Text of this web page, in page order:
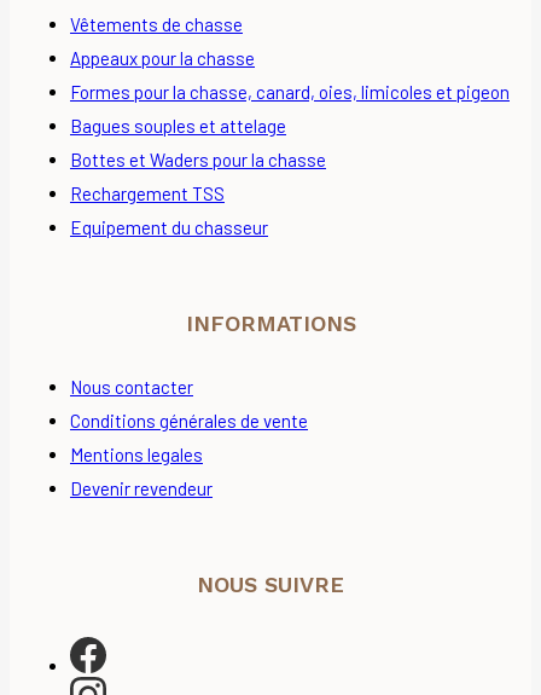
Vêtements de chasse
Appeaux pour la chasse
Formes pour la chasse, canard, oies, limicoles et pigeon
Bagues souples et attelage
Bottes et Waders pour la chasse
Rechargement TSS
Equipement du chasseur
INFORMATIONS
Nous contacter
Conditions générales de vente
Mentions legales
Devenir revendeur
NOUS SUIVRE